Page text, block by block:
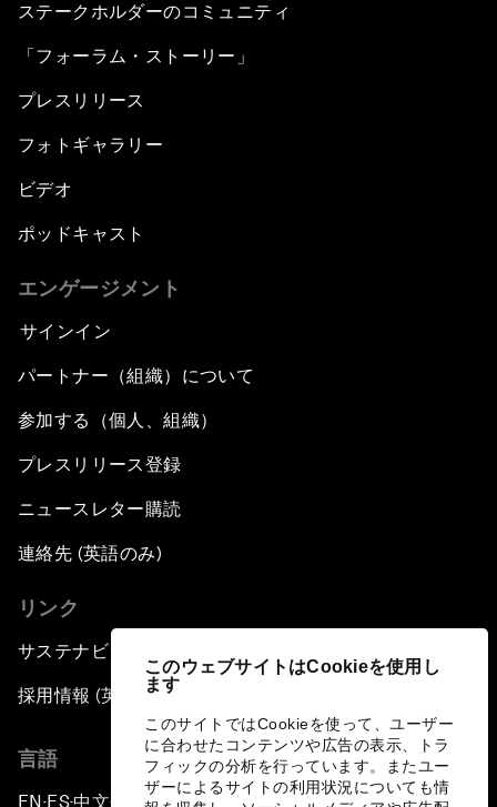
このウェブサイトはCookieを使用し
ます
このサイトではCookieを使って、ユーザー
に合わせたコンテンツや広告の表示、トラ
フィックの分析を行っています。またユー
ザーによるサイトの利用状況についても情
ステークホルダーのコミュニティ
「フォーラム・ストーリー」
プレスリリース
フォトギャラリー
ビデオ
ポッドキャスト
エンゲージメント
サインイン
パートナー（組織）について
参加する（個人、組織）
プレスリリース登録
ニュースレター購読
連絡先 (英語のみ)
リンク
サステナビリティへの取り組み
採用情報 (英語のみ)
言語
EN ▪ ES▪中文▪ 日本語